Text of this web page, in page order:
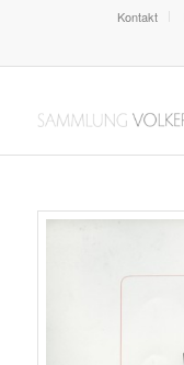
Kontakt